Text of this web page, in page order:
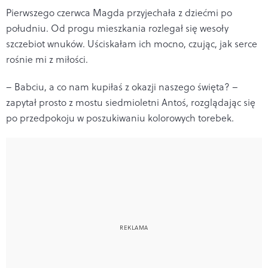
Pierwszego czerwca Magda przyjechała z dziećmi po
południu. Od progu mieszkania rozlegał się wesoły
szczebiot wnuków. Uściskałam ich mocno, czując, jak serce
rośnie mi z miłości.
– Babciu, a co nam kupiłaś z okazji naszego święta? –
zapytał prosto z mostu siedmioletni Antoś, rozglądając się
po przedpokoju w poszukiwaniu kolorowych torebek.